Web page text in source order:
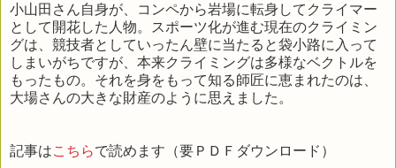
小山田さん自身が、コンペから岩場に転身してクライマー
として開花した人物。スポーツ化が進む現在のクライミン
グは、競技者としていったん壁に当たると袋小路に入って
しまいがちですが、本来クライミングは多様なベクトルを
もったもの。それを身をもって知る師匠に恵まれたのは、
大場さんの大きな財産のように思えました。
記事はこちらで読めます（要ＰＤＦダウンロード）